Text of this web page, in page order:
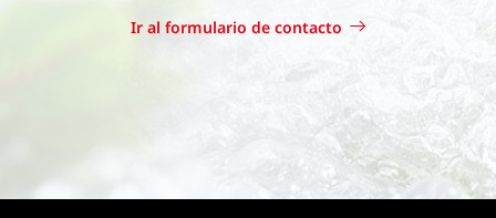
Ir al formulario de contacto